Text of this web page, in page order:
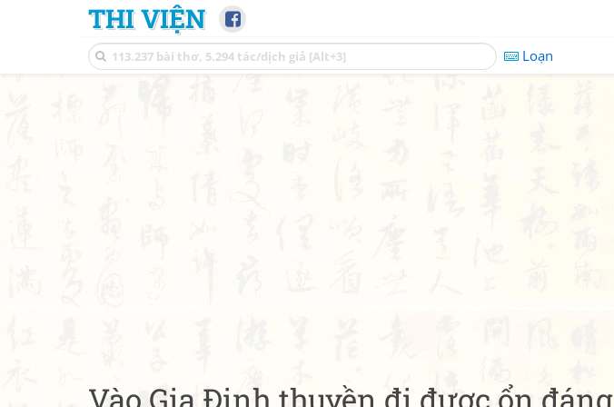
THI VIỆN
Loạn
Vào Gia Định thuyền đi được ổn đáng